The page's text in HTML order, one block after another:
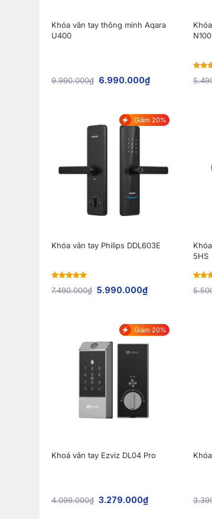
Khóa vân tay thông minh Aqara
U400
9.990.000₫ 6.990.000₫
4.44
Giảm 20%
Khóa vân tay Philips DDL603E
of 5
7.490.000₫ 5.990.000₫
5HS
out
Giảm 20%
Khoá vân tay Ezviz DL04 Pro
4.099.000₫ 3.279.000₫